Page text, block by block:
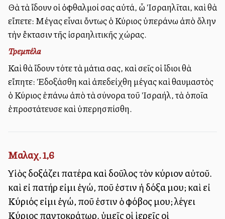
Θὰ τὰ ἴδουν οἱ ὀφθαλμοί σας αὐτά, ὦ Ἰσραηλῖται, καὶ θὰ
εἴπετε: Μέγας εἶναι ὄντως ὁ Κύριος ὑπεράνω ἀπὸ ὅλην
τὴν ἔκτασιν τῆς ἰσραηλιτικῆς χώρας.
Τρεμπέλα
Καὶ θὰ ἴδουν τότε τὰ μάτια σας, καὶ σεῖς οἱ ἴδιοι θὰ
εἴπητε: Ἐδοξάσθη καὶ ἀπεδείχθη μέγας καὶ θαυμαστὸς
ὁ Κύριος ἐπάνω ἀπὸ τὰ σύνορα τοῦ Ἰσραήλ, τὰ ὁποῖα
ἐπροστάτευσε καὶ ὑπερησπίσθη.
Μαλαχ. 1,6
Υἱὸς δοξάζει πατέρα καὶ δοῦλος τὸν κύριον αὐτοῦ.
καὶ εἰ πατήρ εἰμι ἐγώ, ποῦ ἐστιν ἡ δόξα μου; καὶ εἰ
Κύριός εἰμι ἐγώ, ποῦ ἐστιν ὁ φόβος μου; λέγει
Κύριος παντοκράτωρ. ὑμεῖς οἱ ἱερεῖς οἱ